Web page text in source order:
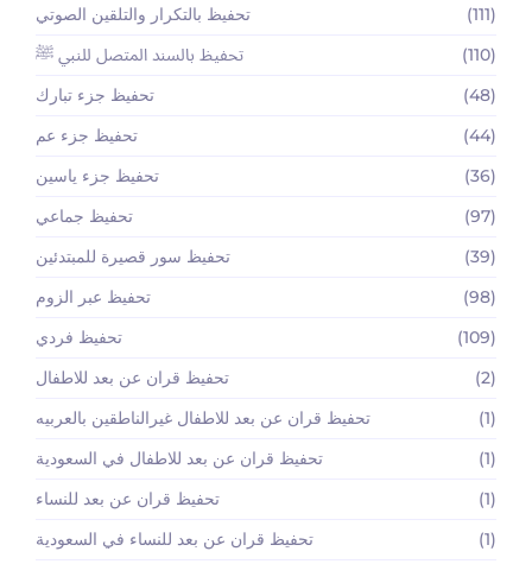
تحفيظ بالتكرار والتلقين الصوتي
(111)
تحفيظ بالسند المتصل للنبي ﷺ
(110)
تحفيظ جزء تبارك
(48)
تحفيظ جزء عم
(44)
تحفيظ جزء ياسين
(36)
تحفيظ جماعي
(97)
تحفيظ سور قصيرة للمبتدئين
(39)
تحفيظ عبر الزوم
(98)
تحفيظ فردي
(109)
تحفيظ قران عن بعد للاطفال
(2)
تحفيظ قران عن بعد للاطفال غيرالناطقين بالعربيه
(1)
تحفيظ قران عن بعد للاطفال في السعودية
(1)
تحفيظ قران عن بعد للنساء
(1)
تحفيظ قران عن بعد للنساء في السعودية
(1)